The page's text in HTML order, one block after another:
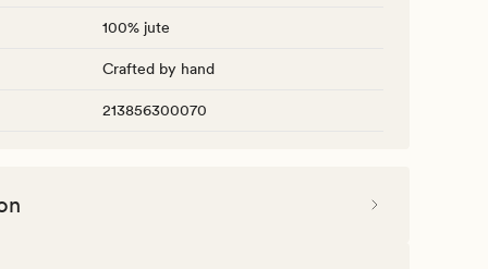
100% jute
Crafted by hand
213856300070